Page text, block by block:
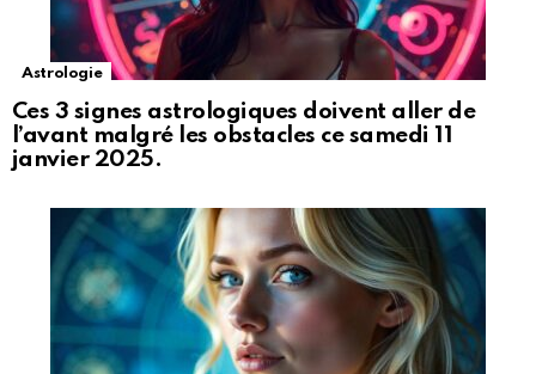
Astrologie
Ces 3 signes astrologiques doivent aller de
l’avant malgré les obstacles ce samedi 11
janvier 2025.